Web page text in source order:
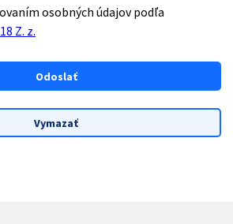
osobných údajov podľa
Z. z.